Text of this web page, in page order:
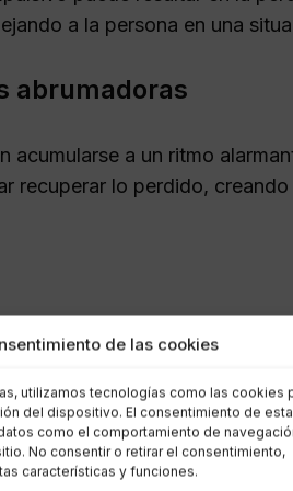
de las cookies
utilizamos tecnologías como las cookies
del dispositivo. El consentimiento de
como el comportamiento de
No consentir o retirar el consentimiento,
características y funciones.
a la persona en una
abrumadoras
acumularse a un ritmo
recuperar lo perdido,
legales complicadas,
ilegales para
puede acarrear
ayuda